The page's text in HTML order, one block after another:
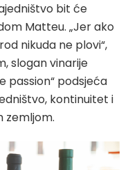
bit će
Matteu. „Jer ako
nikuda ne plovi“,
slogan vinarije
passion“ podsjeća
kontinuitet i
zemljom.